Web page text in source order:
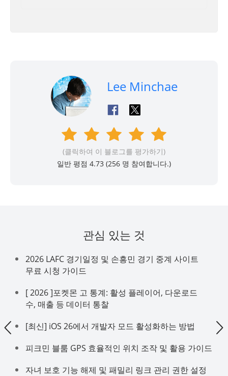
Lee Minchae
(클릭하여 이 블로그를 평가하기)
일반 평점 4.73 (256 명 참여합니다.)
관심 있는 것
2026 LAFC 경기일정 및 손흥민 경기 중계 사이트
무료 시청 가이드
[ 2026 ]포켓몬 고 통계: 활성 플레이어, 다운로드
수, 매출 등 데이터 통찰
[최신] iOS 26에서 개발자 모드 활성화하는 방법
피크민 블룸 GPS 효율적인 위치 조작 및 활용 가이드
자녀 보호 기능 해제 및 패밀리 링크 관리 권한 설정